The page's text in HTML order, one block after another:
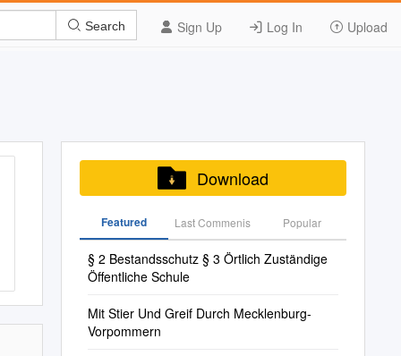
Sign Up Log In Upload
Search
Download
Featured Last Commenis Popular
§ 2 Bestandsschutz § 3 Örtlich Zuständige
Öffentliche Schule
Mit Stier Und Greif Durch Mecklenburg-
Vorpommern